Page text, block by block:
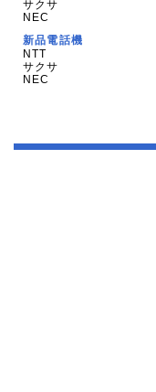
サクサ
NEC
新品電話機
NTT
サクサ
NEC